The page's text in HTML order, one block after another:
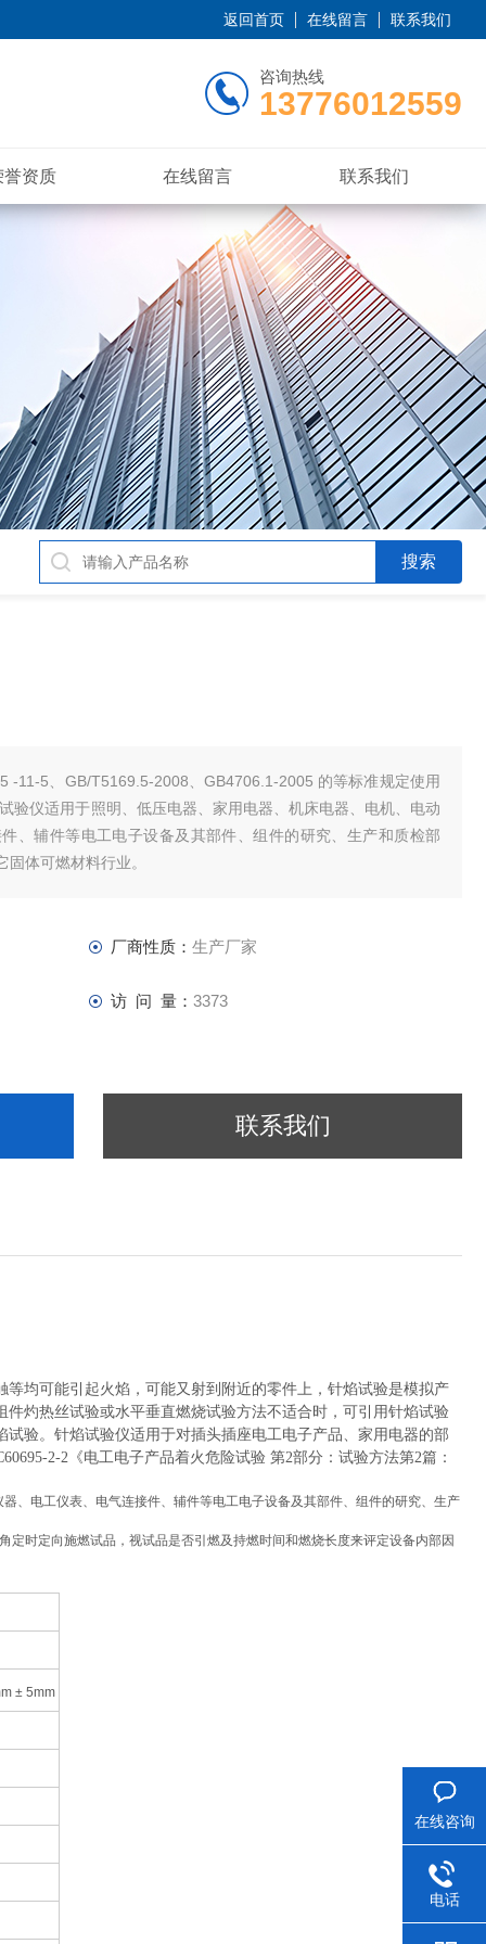
返回首页 在线留言 联系我们
咨询热线
13776012559
誉资质 在线留言 联系我们
-11-5、GB/T5169.5-2008、GB4706.1-2005 的等标准规定使用
验仪适用于照明、低压电器、家用电器、机床电器、电机、电动
、辅件等电工电子设备及其部件、组件的研究、生产和质检部
体可燃材料行业。
厂商性质： 生产厂家
访 问 量： 3373
联系我们
均可能引起火焰，可能又射到附近的零件上，针焰试验是模拟产
灼热丝试验或水平垂直燃烧试验方法不适合时，可引用针焰试验
验。针焰试验仪适用于对插头插座电工电子产品、家用电器的部
2-2《电工电子产品着火危险试验 第2部分：试验方法第2篇：
、电工仪表、电气连接件、辅件等电工电子设备及其部件、组件的研究、生产
角定时定向施燃试品，视试品是否引燃及持燃时间和燃烧长度来评定设备内部因
± 5mm
在线咨询
电话